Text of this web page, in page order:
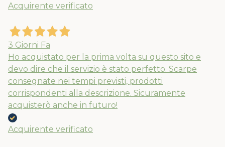
Acquirente verificato
3 Giorni Fa
Ho acquistato per la prima volta su questo sito e
devo dire che il servizio è stato perfetto. Scarpe
consegnate nei tempi previsti, prodotti
corrispondenti alla descrizione. Sicuramente
acquisterò anche in futuro!
Acquirente verificato
Nuovi ribassi fino al 70%
Spedizioni garantite prima della
chiusura solo per gli ordini effettuati
entro il 5/08
APPROFITTANE ORA